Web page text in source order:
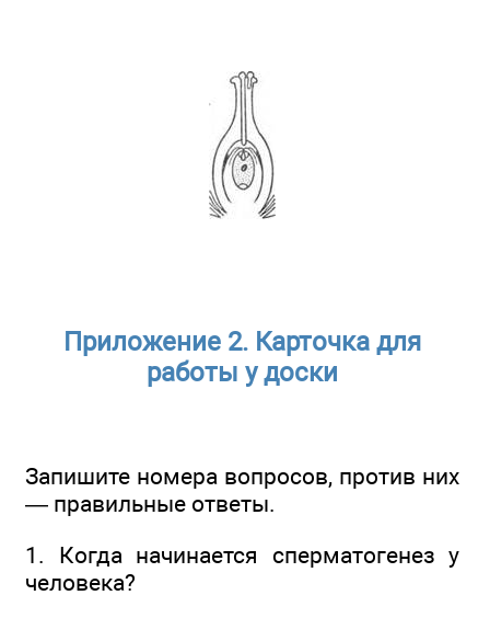
Приложение 2. Карточка для
работы у доски
Запишите номера вопросов, против них
— правильные ответы.
1. Когда начинается сперматогенез у
человека?